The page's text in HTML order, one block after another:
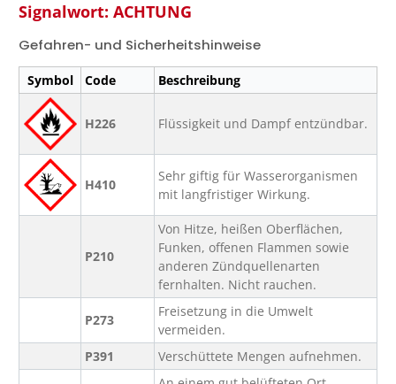
Signalwort: ACHTUNG
Gefahren- und Sicherheitshinweise
Symbol Code Beschreibung
H226 Flüssigkeit und Dampf entzündbar.
H410
Sehr giftig für Wasserorganismen
mit langfristiger Wirkung.
P210
Von Hitze, heißen Oberflächen,
Funken, offenen Flammen sowie
anderen Zündquellenarten
fernhalten. Nicht rauchen.
P273
Freisetzung in die Umwelt
vermeiden.
P391
Verschüttete Mengen aufnehmen.